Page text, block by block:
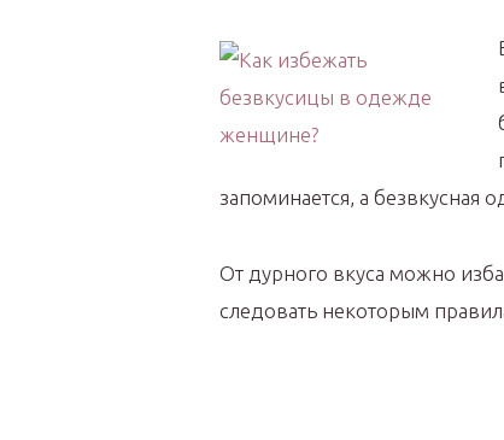
запоминается, а безвкусная
От дурного вкуса можно
следовать некоторым